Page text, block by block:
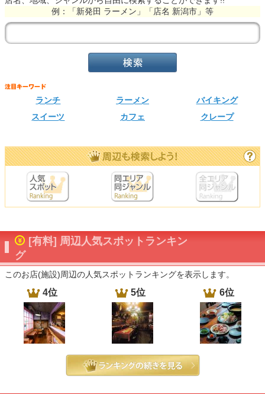
例：「新発田 ラーメン」「店名 新潟市」等
ランチ ラーメン
バイキング
スイーツ
カフェ クレープ
[有料] 周辺人気スポットランキン
グ
このお店(施設)周辺の人気スポットランキングを表示します。
4位 5位 6位